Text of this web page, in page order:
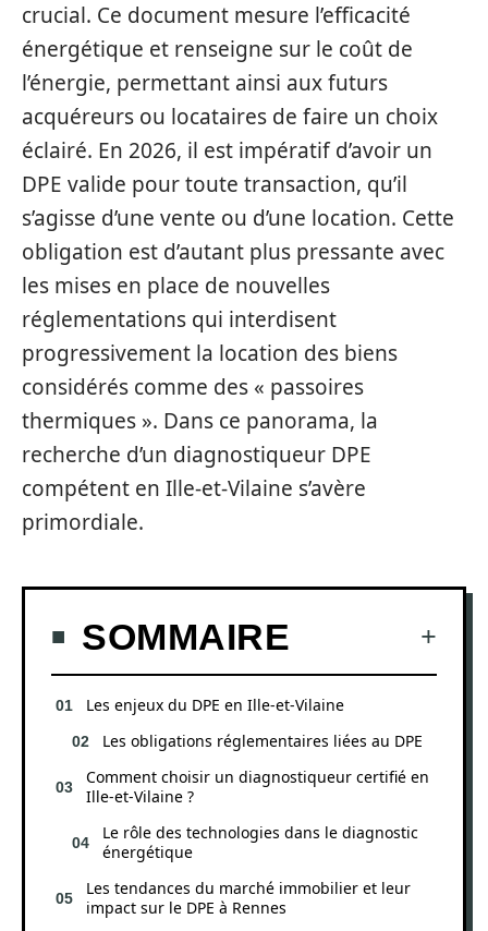
crucial. Ce document mesure l’efficacité
énergétique et renseigne sur le coût de
l’énergie, permettant ainsi aux futurs
acquéreurs ou locataires de faire un choix
éclairé. En 2026, il est impératif d’avoir un
DPE valide pour toute transaction, qu’il
s’agisse d’une vente ou d’une location. Cette
obligation est d’autant plus pressante avec
les mises en place de nouvelles
réglementations qui interdisent
progressivement la location des biens
considérés comme des « passoires
thermiques ». Dans ce panorama, la
recherche d’un diagnostiqueur DPE
compétent en Ille-et-Vilaine s’avère
primordiale.
SOMMAIRE
Les enjeux du DPE en Ille-et-Vilaine
Les obligations réglementaires liées au DPE
Comment choisir un diagnostiqueur certifié en
Ille-et-Vilaine ?
Le rôle des technologies dans le diagnostic
énergétique
Les tendances du marché immobilier et leur
impact sur le DPE à Rennes